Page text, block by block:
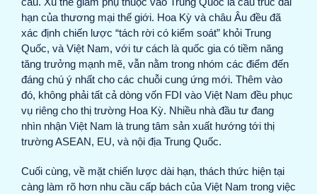
hạn của thương mại thế giới. Hoa Kỳ và châu Âu đều đã
xác định chiến lược “tách rời có kiểm soát” khỏi Trung
Quốc, và Việt Nam, với tư cách là quốc gia có tiềm năng
tăng trưởng mạnh mẽ, vẫn nằm trong nhóm các điểm đến
đáng chú ý nhất cho các chuỗi cung ứng mới. Thêm vào
đó, không phải tất cả dòng vốn FDI vào Việt Nam đều phục
vụ riêng cho thị trường Hoa Kỳ. Nhiều nhà đầu tư đang
nhìn nhận Việt Nam là trung tâm sản xuất hướng tới thị
trường ASEAN, EU, và nội địa Trung Quốc.
Cuối cùng, về mặt chiến lược dài hạn, thách thức hiện tại
càng làm rõ hơn nhu cầu cấp bách của Việt Nam trong việc